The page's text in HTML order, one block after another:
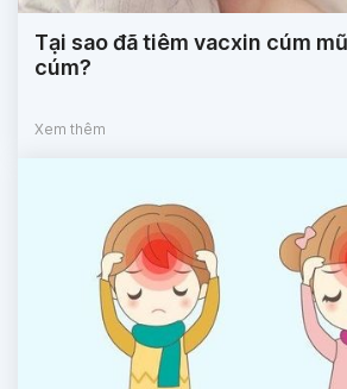
Tại sao đã tiêm vacxin cúm
cúm?
Xem thêm